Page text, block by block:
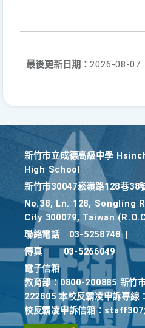
最後更新日期： 2026-08-07
新竹巿立成德高級中學
High School
新竹巿30047崧嶺路128巷38
No.38, Ln. 128, Songling
City 300079, Taiwan
聯絡電話
03-5258748
傳真
03-5266049
電子信箱
教育部：0800-200885 新竹
222805 本校反霸凌申訴專
校反霸凌申訴信箱：